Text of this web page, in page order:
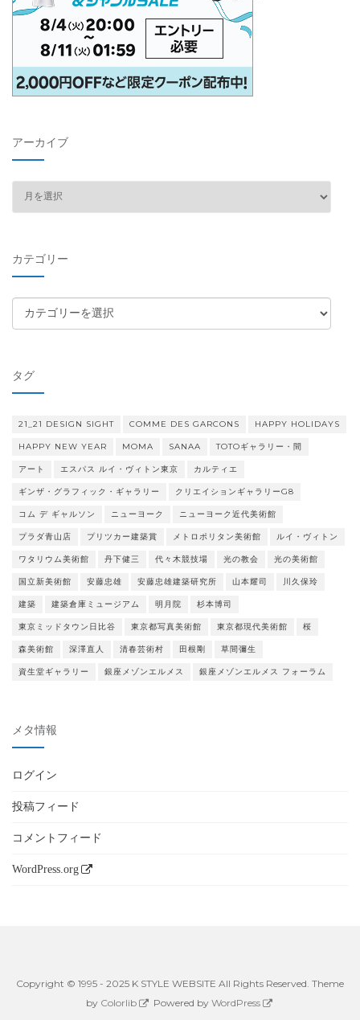
アーカイブ
ブ
カテゴリー
テ
ー
タグ
21_21 DESIGN SIGHT COMME DES GARCONS HAPPY HOLIDAYS
HAPPY NEW YEAR MOMA SANAA TOTOギャラリー・間
アート エスパス ルイ・ヴィトン東京 カルティエ
ギンザ・グラフィック・ギャラリー クリエイションギャラリーG8
コム デ ギャルソン ニューヨーク ニューヨーク近代美術館
プラダ青山店 プリツカー建築賞 メトロポリタン美術館 ルイ・ヴィトン
ワタリウム美術館 丹下健三 代々木競技場 光の教会 光の美術館
国立新美術館 安藤忠雄 安藤忠雄建築研究所 山本耀司 川久保玲
建築 建築倉庫ミュージアム 明月院 杉本博司
東京ミッドタウン日比谷 東京都写真美術館 東京都現代美術館 桜
森美術館 深澤直人 清春芸術村 田根剛 草間彌生
資生堂ギャラリー 銀座メゾンエルメス 銀座メゾンエルメス フォーラム
メタ情報
ログイン
投稿フィード
コメントフィード
WordPress.org
Copyright © 1995 - 2025 K STYLE WEBSITE All Rights Reserved. Theme
by Colorlib Powered by WordPress